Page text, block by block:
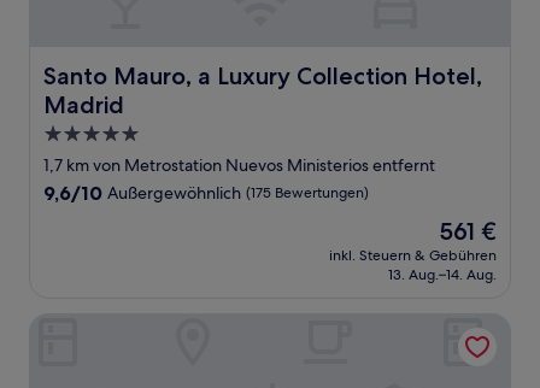
Santo Mauro, a Luxury Collection Hotel,
Madrid
Santo Mauro, a Luxury Collection Hotel, Madrid
5.0-
Sterne-
Unterkunft
1,7 km von Metrostation Nuevos Ministerios entfernt
9.6
9,6/10 Außergewöhnlich (175 Bewertungen)
Der
Preis
beträgt
561 €
inkl. Steuern & Gebühren
13. Aug.–14. Aug.